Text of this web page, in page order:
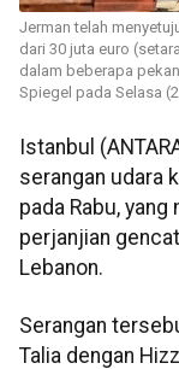
Jerman telah
dari 30 juta euro
dalam beberapa
Spiegel pada Selasa
Istanbul
serangan udara
pada Rabu,
perjanjian
Lebanon.
Serangan
Talia dengan